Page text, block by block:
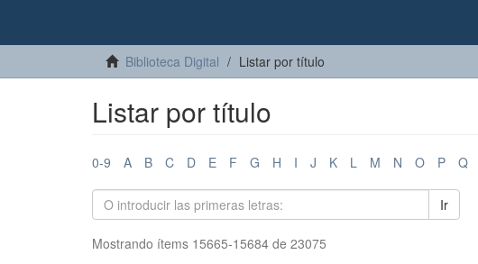
Biblioteca Digital Listar por título
Listar por título
0-9 A B C D E F G H I J K L M N O P Q
Ir
Mostrando ítems 15665-15684 de 23075